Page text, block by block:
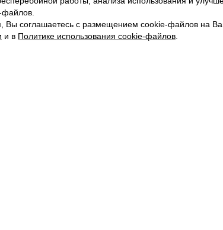
файлов.
Вы соглашаетесь с размещением cookie-файлов на
и в Политике использования cookie-файлов